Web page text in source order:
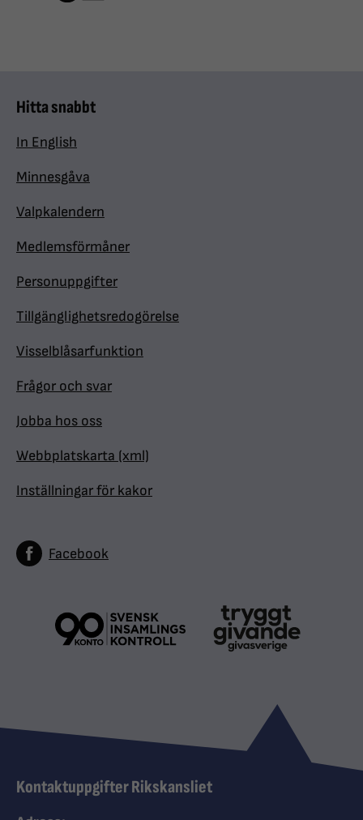
Hitta snabbt
In English
Minnesgåva
Valpkalendern
Medlemsförmåner
Personuppgifter
Tillgänglighetsredogörelse
Visselblåsarfunktion
Frågor och svar
Jobba hos oss
Webbplatskarta (xml)
Inställningar för kakor
Facebook
Kontaktuppgifter Rikskansliet